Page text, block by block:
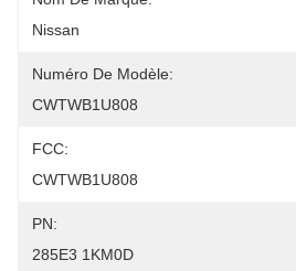
Nissan
Numéro De Modèle:
CWTWB1U808
FCC:
CWTWB1U808
PN:
285E3 1KM0D